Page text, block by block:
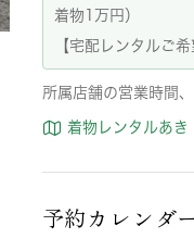
着物1万円）
【宅配レンタルご希
所属店舗の営業時間
着物レンタルあ
予約カレンダ